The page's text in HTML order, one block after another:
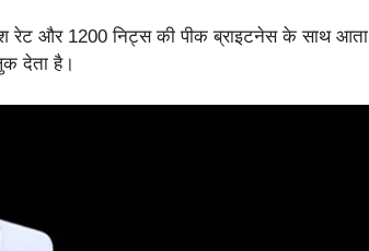
रेट और 1200 निट्स की पीक ब्राइटनेस के साथ आता
देता है।